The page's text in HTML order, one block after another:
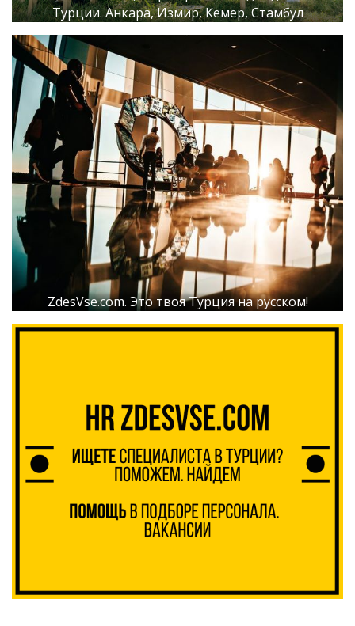
Турции. Анкара, Измир, Кемер, Стамбул
ZdesVse.com. Это твоя Турция на русском!